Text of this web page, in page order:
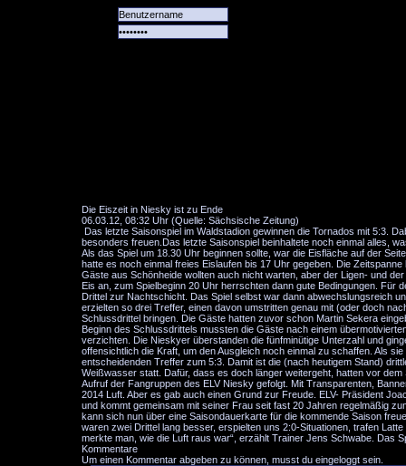
Die Eiszeit in Niesky ist zu Ende
06.03.12, 08:32 Uhr (Quelle: Sächsische Zeitung)
Das letzte Saisonspiel im Waldstadion gewinnen die Tornados mit 5:3.
besonders freuen.Das letzte Saisonspiel beinhaltete noch einmal alles,
Als das Spiel um 18.30 Uhr beginnen sollte, war die Eisfläche auf der
hatte es noch einmal freies Eislaufen bis 17 Uhr gegeben. Die
Gäste aus Schönheide wollten auch nicht warten, aber der Ligen- und
Eis an, zum Spielbeginn 20 Uhr herrschten dann gute Bedingungen.
Drittel zur Nachtschicht. Das Spiel selbst war dann abwechslungsreich
erzielten so drei Treffer, einen davon umstritten genau mit (oder doch
Schlussdrittel bringen. Die Gäste hatten zuvor schon Martin Sekera
Beginn des Schlussdrittels mussten die Gäste nach einem
verzichten. Die Nieskyer überstanden die fünfminütige Unterzahl und
offensichtlich die Kraft, um den Ausgleich noch einmal zu schaffen. Als
entscheidenden Treffer zum 5:3. Damit ist die (nach heutigem Stand)
Weißwasser statt. Dafür, dass es doch länger weitergeht, hatten vor
Aufruf der Fangruppen des ELV Niesky gefolgt. Mit Transparenten,
2014 Luft. Aber es gab auch einen Grund zur Freude. ELV- Präsident
und kommt gemeinsam mit seiner Frau seit fast 20 Jahren regelmäßig
kann sich nun über eine Saisondauerkarte für die kommende Saison
waren zwei Drittel lang besser, erspielten uns 2:0-Situationen, trafen
merkte man, wie die Luft raus war“, erzählt Trainer Jens Schwabe. Das
Kommentare
Um einen Kommentar abgeben zu können, musst du eingeloggt sein.